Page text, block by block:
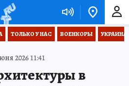
ТОЛЬКО У НАС ВОЕНКОРЫ
2026 11:41
в